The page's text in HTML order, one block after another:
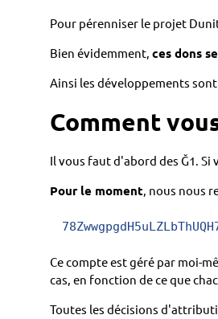
Pour pérenniser le projet
Bien évidemment, ces dons
Ainsi les développements
Comment
Il vous faut d'abord des Ğ1. Si
Pour le moment, nous nous
Ce compte est géré par moi-
cas, en fonction de ce que
Toutes les décisions